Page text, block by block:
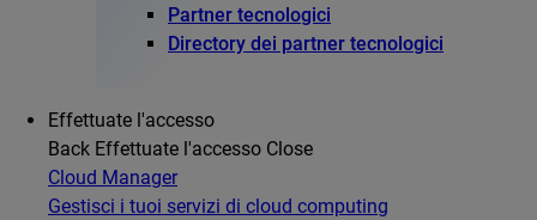
Partner tecnologici
Directory dei partner tecnologici
Effettuate l'accesso
Back Effettuate l'accesso Close
Cloud Manager
Gestisci i tuoi servizi di cloud computing